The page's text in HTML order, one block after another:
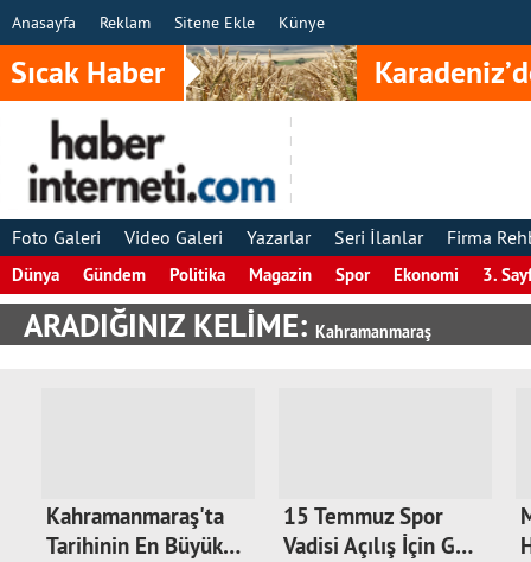
Anasayfa Reklam Sitene Ekle Künye
Sıcak Haber
Foto Galeri Video Galeri Yazarlar Seri İlanlar Firma
Dünya Gündem Politika Magazin Spor Ekonomi 3.
ARADIĞINIZ KELİME: Kahramanmaraş
Kahramanmaraş'ta
Tarihinin En Büyük…
15 Temmuz Spor
Vadisi Açılış İçin G…